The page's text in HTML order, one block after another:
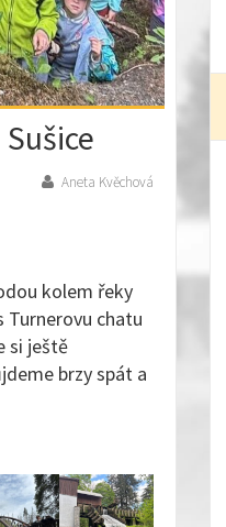
Aneta Kvěchová
kolem řeky
Turnerovu chatu
si ještě
brzy spát a